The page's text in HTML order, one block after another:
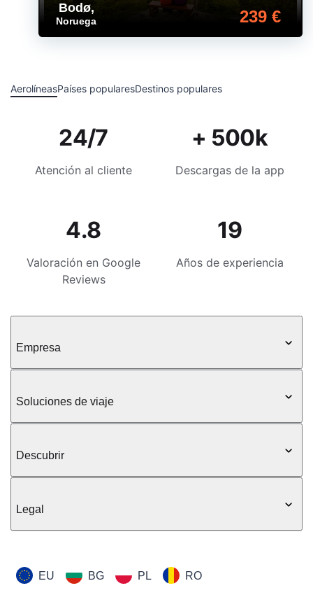
Bodø,
Noruega 239 €
AerolíneasPaíses popularesDestinos populares
24/7
Atención al cliente
+ 500k
Descargas de la app
4.8
Valoración en Google
Reviews
19
Años de experiencia
Empresa
Soluciones de viaje
Descubrir
Legal
EU BG PL RO